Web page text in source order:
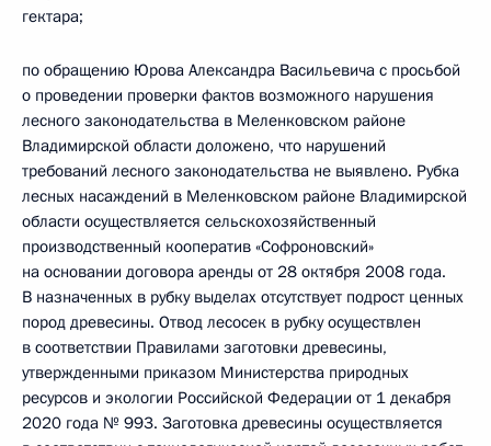
гектара;
по обращению Юрова Александра Васильевича с просьбой
о проведении проверки фактов возможного нарушения
лесного законодательства в Меленковском районе
Владимирской области доложено, что нарушений
требований лесного законодательства не выявлено. Рубка
лесных насаждений в Меленковском районе Владимирской
области осуществляется сельскохозяйственный
производственный кооператив «Софроновский»
на основании договора аренды от 28 октября 2008 года.
В назначенных в рубку выделах отсутствует подрост ценных
пород древесины. Отвод лесосек в рубку осуществлен
в соответствии Правилами заготовки древесины,
утвержденными приказом Министерства природных
ресурсов и экологии Российской Федерации от 1 декабря
2020 года № 993. Заготовка древесины осуществляется